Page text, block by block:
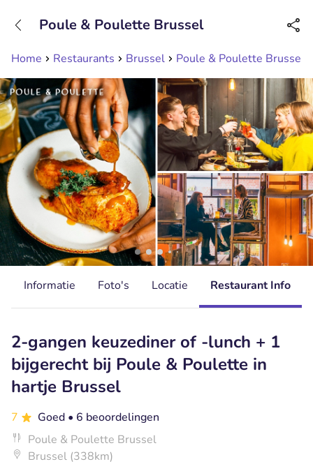
Bereikbaar tot 23:00 uur
Home Restaurants Brussel Poule & Poulette Brussel
Poule & Poulette Brussel
Informatie Foto's Locatie Restaurant Info
2-gangen keuzediner of -lunch + 1
bijgerecht bij Poule & Poulette in
hartje Brussel
7 Goed • 6 beoordelingen
Poule & Poulette Brussel
Brussel (338km)